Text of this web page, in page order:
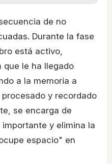
de no
Durante la fase
está activo,
que le ha llegado
a la memoria a
y recordado
se encarga de
y elimina la
espacio" en